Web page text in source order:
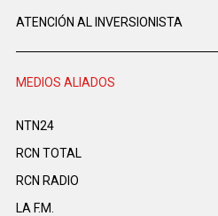
ATENCIÓN AL INVERSIONISTA
MEDIOS ALIADOS
NTN24
RCN TOTAL
RCN RADIO
LA F.M.